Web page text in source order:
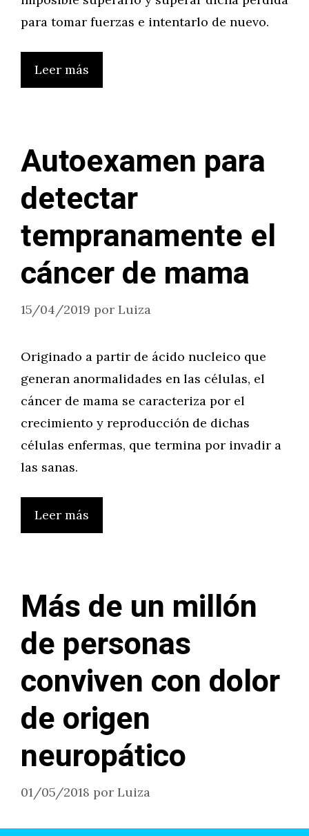
para tomar fuerzas e intentarlo de nuevo.
Leer más
Autoexamen para
detectar
tempranamente el
cáncer de mama
15/04/2019 por Luiza
Originado a partir de ácido nucleico que
generan anormalidades en las células, el
cáncer de mama se caracteriza por el
crecimiento y reproducción de dichas
células enfermas, que termina por invadir a
las sanas.
Leer más
Más de un millón
de personas
conviven con dolor
de origen
neuropático
01/05/2018 por Luiza